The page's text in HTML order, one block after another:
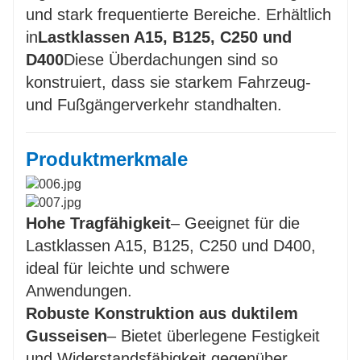
und stark frequentierte Bereiche. Erhältlich
inLastklassen A15, B125, C250 und
D400Diese Überdachungen sind so
konstruiert, dass sie starkem Fahrzeug-
und Fußgängerverkehr standhalten.
Produktmerkmale
Hohe Tragfähigkeit– Geeignet für die
Lastklassen A15, B125, C250 und D400,
ideal für leichte und schwere
Anwendungen.
Robuste Konstruktion aus duktilem
Gusseisen– Bietet überlegene Festigkeit